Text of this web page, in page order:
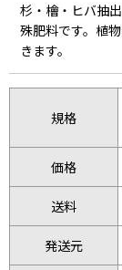
杉・檜・ヒバ抽
殊肥料です。植
きます。
規格
価格
送料
発送元